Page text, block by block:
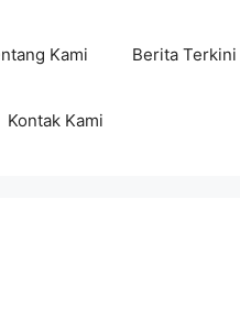
Kami Berita Terkini
Kontak Kami